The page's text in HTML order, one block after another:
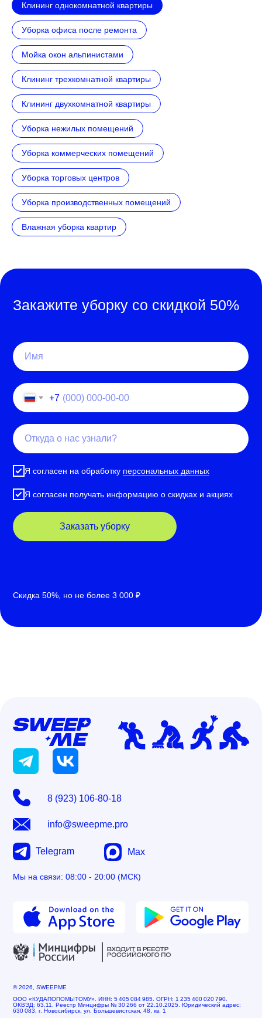
Клининг однокомнатной квартиры
Уборка офиса после ремонта
Мойка окон альпинистами
Клининг трехкомнатной квартиры
Клининг двухкомнатной квартиры
Уборка нежилых помещений
Уборка коммерческих помещений
Уборка торговых центров
Уборка производственных помещений
Влажная уборка квартир
+7
Я согласен на обработку персональных данных
Я согласен получать информацию о скидках и акциях
Заказать уборку
Закажите уборку со скидкой 50%
Скидка 50%, но не более 3 000 ₽
8 (923) 106-80-18
info@sweepme.pro
Telegram Max
ООО «КУДАПОПОМЫТОМУ». ИНН: 5 405 084 985. ОГРН: 1 235 400 020 790.
ОКВЭД: 63.11. Реестр Минцифры № 30 266 от 22.10.2025. Юридический адрес:
630 083, г. Новосибирск, ул. Большевистская, 48, кв. 1
© 2026, SWEEPME
Мы на связи: 08:00 - 20:00 (МСК)